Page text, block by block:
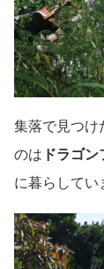
集落で見つけ
のは ドラゴ
に暮らしてい